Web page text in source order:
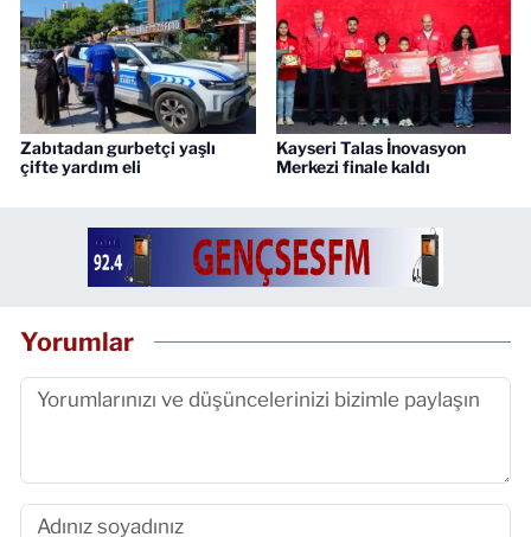
Zabıtadan gurbetçi yaşlı
çifte yardım eli
Kayseri Talas İnovasyon
Merkezi finale kaldı
Yorumlar